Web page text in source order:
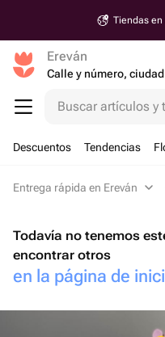
Tiendas
Ereván
Calle y número, ciudad
Buscar artículos y
Descuentos Tendencias
Entrega rápida en Ereván
Todavía no tenemos
encontrar otros
en la página de